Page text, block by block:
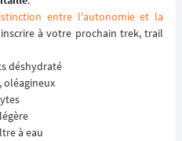
entre l'autonomie et la
à votre prochain trek, trail
déshydraté
oléagineux
à eau